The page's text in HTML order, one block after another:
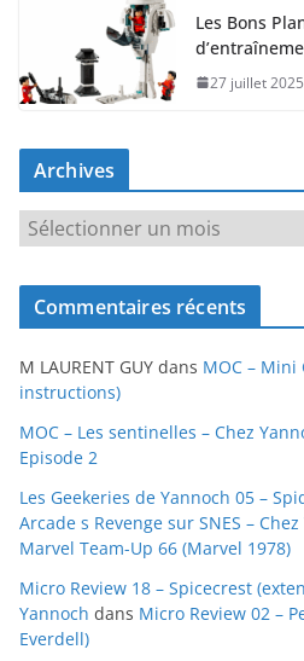
Les Bons
27 juillet 2025
Archives
r
c
v
e
s
Commentaires récents
M LAURENT GUY dans MOC – Mini
instructions)
MOC – Les sentinelles – Chez
Episode 2
Les Geekeries de Yannoch 05 –
Arcade s Revenge sur SNES –
Marvel Team-Up 66 (Marvel 1978)
Micro Review 18 – Spicecrest
Yannoch dans Micro Review 02 –
Everdell)